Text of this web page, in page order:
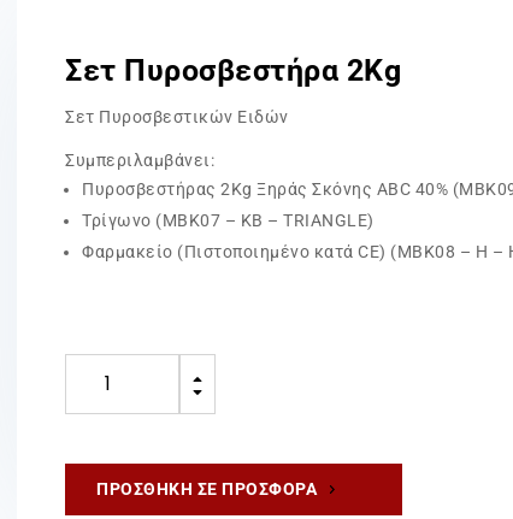
Σετ Πυροσβεστήρα 2Kg
Σετ Πυροσβεστικών Ειδών
Συμπεριλαμβάνει:
Πυροσβεστήρας 2Kg Ξηράς Σκόνης ABC 40%
Τρίγωνο (MBK07 – KB – TRIANGLE)
Φαρμακείο (Πιστοποιημένο κατά CE) (MBK08 – H –
Πυροσβεστήρα
B
C
ΠΡΟΣΘΉΚΗ ΣΕ ΠΡΟΣΦΟΡΆ